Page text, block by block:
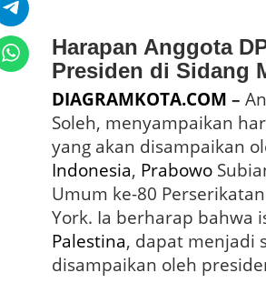
e
s
i
n
a
d
i
P
B
Harapan Anggota
Presiden di Sidang
DIAGRAMKOTA.COM –
Soleh, menyampaikan
yang akan disampaikan
Indonesia, Prabowo
Umum ke-80
York. Ia berharap bahwa
Palestina, dapat menjadi
disampaikan oleh